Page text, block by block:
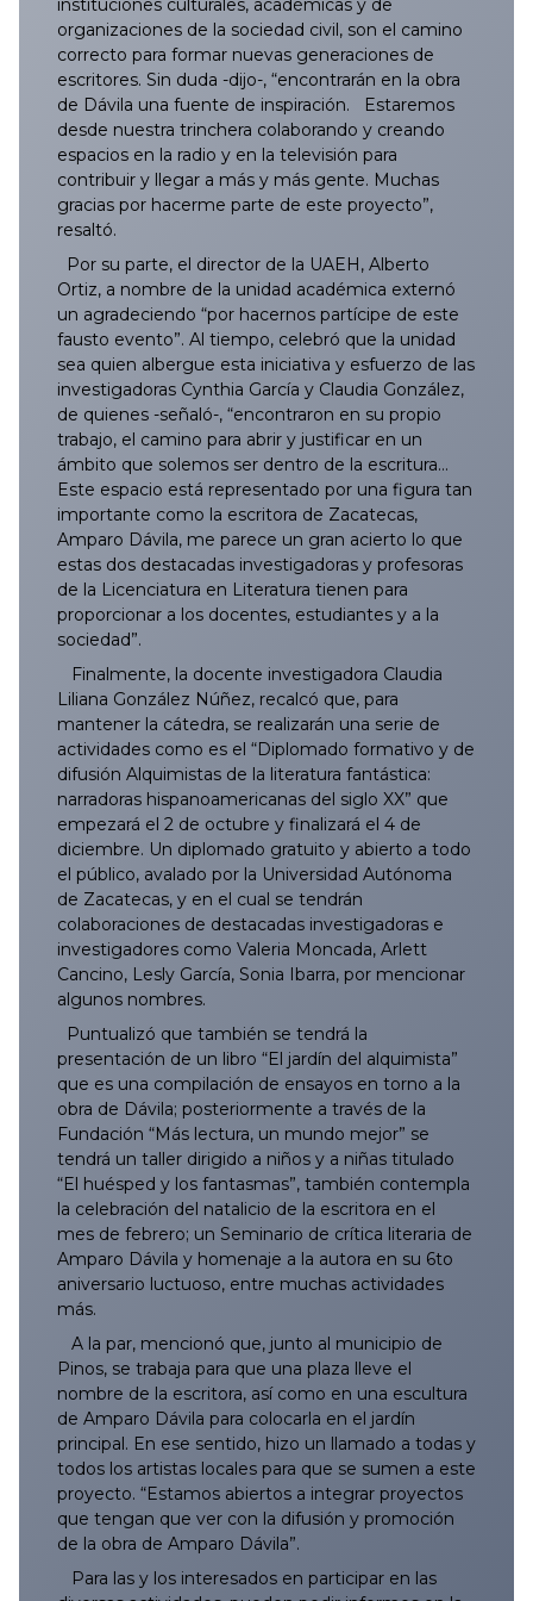
063/2025
064/2025
065/2025
066/2025
067/2025
068/2025
069/2025
070/2025
071/2025
072/2025
073/2025
074/2025
075/2025
076/2025
077/2025
078/2025
079/2025
080/2025
081/2025
082/2025
083/2025
084/2025
085/2025
086/2025
087/2025
088/2025
089/2025
090/2025
162/2025
163/2025
164/2025
165/2025
166/2025
167/2025
168/2025
169/2025
170/2025
171/2025
172/2025
173/2025
174/2025
175/2025
176/2025
177/2025
178/2025
179/2025
180/2025
181/2025
182/2025
183/2025
184/2025
185/2025
186/2025
187/2025
188/2025
189/2025
261/2025
262/2025
263/2025
264/2025
265/2025
266/2025
267/2025
268/2025
269/2025
270/2025
271/2025
272/2025
273/2025
274/2025
275/2025
276/2025
277/2025
278/2025
279/2025
280/2025
281/2025
282/2025
283/2025
284/2025
285/2025
286/2025
287/2025
288/2025
360/2025
361/2025
362/2025
363/2025
364/2025
365/2025
366/2025
367/2025
368/2025
369/2025
370/2025
371/2025
372/2025
373/2025
374/2025
375/2025
376/2025
377/2025
378/2025
379/2025
380/2025
381/2025
382/2025
383/2025
384/2025
385/2025
386/2025
387/2025
459/2025
460/2025
461/2025
462/2025
463/2025
464/2025
465/2025
466/2025
467/2025
468/2025
469/2025
470/2025
471/2025
472/2025
473/2025
474/2025
475/2025
476/2025
477/2025
478/2025
479/2025
480/2025
481/2025
482/2025
483/2025
484/2025
485/2025
486/2025
557/2025
558/2025
559/2025
560/2025
561/2025
562/2025
563/2025
564/2025
565/2025
566/2025
567/2025
568/2025
569/2025
570/2025
571/2025
572/2025
573/2025
574/2025
575/2025
576/2025
577/2025
578/2025
579/2025
580/2025
581/2025
582/2025
583/2025
584/2025
657/2025
658/2025
659/2025
660/2025
661/2025
662/2025
663/2025
664/2025
665/2025
666/2025
667/2025
668/2025
669/2025
670/2025
671/2025
672/2025
673/2025
674/2025
675/2025
676/2025
677/2025
678/2025
679/2025
680/2025
681/2025
682/2025
683/2025
684/2025
756/2025
757/2025
758/2025
759/2025
760/2025
761/2025
762/2025
763/2025
764/2025
765/2025
766/2025
767/2025
768/2025
769/2025
770/2025
771/2025
772/2025
773/2025
774/2025
775/2025
776/2025
777/2025
778/2025
779/2025
780/2025
781/2025
782/2025
782/2025
855/2025
856/2025
857/2025
858/2025
859/2025
860/2025
861/2025
862/2025
863/2025
864/2025
865/2025
866/2025
867/2025
868/2025
869/2025
870/2025
871/2025
872/2025
873/2025
874/2025
875/2025
876/2025
877/2025
878/2025
879/2025
880/2025
881/2025
882/2025
062/2026
063/2026
064/2026
065/2026
066/2026
067/2026
068/2026
069/2026
070/2026
071/2026
072/2026
073/2026
074/2026
075/2026
076/2026
077/2026
078/2026
079/2026
080/2026
081/2026
082/2026
083/2026
084/2026
085/2026
086/2026
087/2026
088/2026
089/2026
161/2026
162/2026
163/2026
164/2026
165/2026
166/2026
167/2026
168/2026
169/2026
170/2026
171/2026
172/2026
173/2026
174/2026
175/2026
176/2026
177/2026
178/2026
179/2026
180/2026
181/2026
182/2026
183/2026
184/2026
185/2026
186/2026
187/2026
188/2026
260/2026
261/2026
262/2026
263/2026
264/2026
265/2026
266/2026
267/2026
268/2026
269/2026
270/2026
271/2026
272/2026
273/2026
274/2026
275/2026
276/2026
277/2026
278/2026
279/2026
280/2026
281/2026
282/2026
283/2026
284/2026
285/2026
286/2026
287/2026
359/2026
360/2026
361/2026
362/2026
363/2026
364/2026
365/2026
366/2026
367/2026
368/2026
369/2026
370/2026
371/2026
372/2026
373/2026
374/2026
375/2026
376/2026
377/2026
378/2026
379/2026
380/2026
381/2026
382/2026.
383/2026
384/2026
385/2026
386/2026
458/2026
459/2026
460/2026
461/2026
462/2026
463/2026
464/2026
465/2026
466/2026
467/2026
468/2026
469/2026
470/2026
471/2026
472/2026
473/2026
474/2026
475/2026
476/2026
477/2026
478/2026
479/2026
480/2026
481/2026
482/2026
483/2026
484/2026
485/2026
558/2026
559/2026
560/2026
561/2026
562/2026
563/2026
564/2026
565/2026
566/2026
567/2026
568/2026
569/2026
570/2026
571/2026
572/2026
573/2026
574/2026
575/2026
576/2026
577/2026
578/2026
579/2026
580/2026
581/2026
582/2026
583/2026
584/2026
585/2026
656/2026
657/2026
658/2026
659/2026
660/2026
661/2026
662/2026
663/2026
664/2026
665/2026
666/2026
667/2026
668/2026
669/2026
670/2026
671/2026
672/2026
673/2026
674/2026
675/2026
676/2026
677/2026
678/2026
679/2026
680/2026
681/2026
682/2026
683/2026
instituciones culturales, académicas y de
organizaciones de la sociedad civil, son el camino
correcto para formar nuevas generaciones de
escritores. Sin duda -dijo-, “encontrarán en la obra
de Dávila una fuente de inspiración. Estaremos
desde nuestra trinchera colaborando y creando
espacios en la radio y en la televisión para
contribuir y llegar a más y más gente. Muchas
gracias por hacerme parte de este proyecto”,
resaltó.
Por su parte, el director de la UAEH, Alberto
Ortiz, a nombre de la unidad académica externó
un agradeciendo “por hacernos partícipe de este
fausto evento”. Al tiempo, celebró que la unidad
sea quien albergue esta iniciativa y esfuerzo de las
investigadoras Cynthia García y Claudia González,
de quienes -señaló-, “encontraron en su propio
trabajo, el camino para abrir y justificar en un
ámbito que solemos ser dentro de la escritura…
Este espacio está representado por una figura tan
importante como la escritora de Zacatecas,
Amparo Dávila, me parece un gran acierto lo que
estas dos destacadas investigadoras y profesoras
de la Licenciatura en Literatura tienen para
proporcionar a los docentes, estudiantes y a la
sociedad”.
Finalmente, la docente investigadora Claudia
Liliana González Núñez, recalcó que, para
mantener la cátedra, se realizarán una serie de
actividades como es el “Diplomado formativo y de
difusión Alquimistas de la literatura fantástica:
narradoras hispanoamericanas del siglo XX” que
empezará el 2 de octubre y finalizará el 4 de
diciembre. Un diplomado gratuito y abierto a todo
el público, avalado por la Universidad Autónoma
de Zacatecas, y en el cual se tendrán
colaboraciones de destacadas investigadoras e
investigadores como Valeria Moncada, Arlett
Cancino, Lesly García, Sonia Ibarra, por mencionar
algunos nombres.
Puntualizó que también se tendrá la
presentación de un libro “El jardín del alquimista”
que es una compilación de ensayos en torno a la
obra de Dávila; posteriormente a través de la
Fundación “Más lectura, un mundo mejor” se
tendrá un taller dirigido a niños y a niñas titulado
“El huésped y los fantasmas”, también contempla
la celebración del natalicio de la escritora en el
mes de febrero; un Seminario de crítica literaria de
Amparo Dávila y homenaje a la autora en su 6to
aniversario luctuoso, entre muchas actividades
más.
A la par, mencionó que, junto al municipio de
Pinos, se trabaja para que una plaza lleve el
nombre de la escritora, así como en una escultura
de Amparo Dávila para colocarla en el jardín
principal. En ese sentido, hizo un llamado a todas y
todos los artistas locales para que se sumen a este
proyecto. “Estamos abiertos a integrar proyectos
que tengan que ver con la difusión y promoción
de la obra de Amparo Dávila”.
Para las y los interesados en participar en las